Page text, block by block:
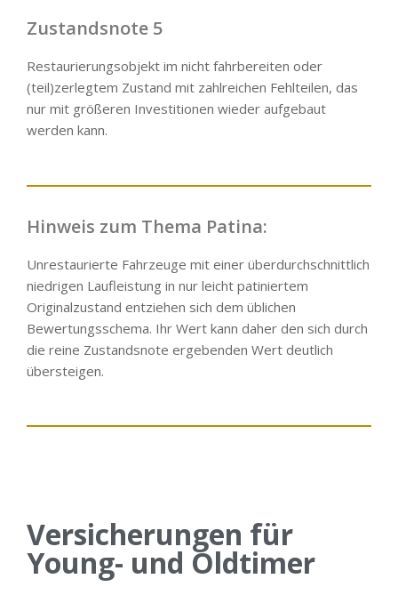
Zustandsnote 5
Restaurierungsobjekt im nicht fahrbereiten oder
(teil)zerlegtem Zustand mit zahlreichen Fehlteilen, das
nur mit größeren Investitionen wieder aufgebaut
werden kann.
Hinweis zum Thema Patina:
Unrestaurierte Fahrzeuge mit einer überdurchschnittlich
niedrigen Laufleistung in nur leicht patiniertem
Originalzustand entziehen sich dem üblichen
Bewertungsschema. Ihr Wert kann daher den sich durch
die reine Zustandsnote ergebenden Wert deutlich
übersteigen.
Versicherungen für
Young- und Oldtimer